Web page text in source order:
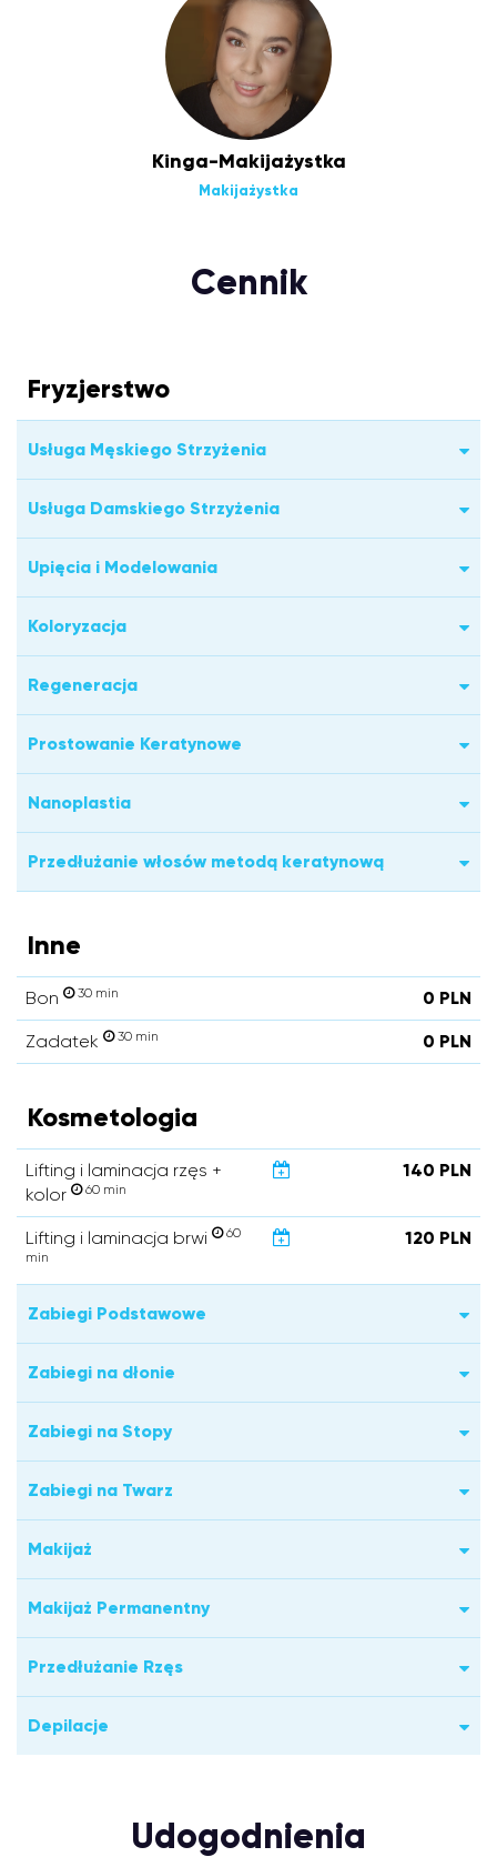
Kinga-Makijażystka
Makijażystka
Cennik
Fryzjerstwo
Usługa Męskiego Strzyżenia
Usługa Damskiego Strzyżenia
Upięcia i Modelowania
Koloryzacja
Regeneracja
Prostowanie Keratynowe
Nanoplastia
Przedłużanie włosów metodą keratynową
Inne
Bon 30 min 0 PLN
Zadatek 30 min 0 PLN
Kosmetologia
Lifting i laminacja rzęs +
kolor
60 min
140 PLN
Lifting i laminacja brwi
60
min
120 PLN
Zabiegi Podstawowe
Zabiegi na dłonie
Zabiegi na Stopy
Zabiegi na Twarz
Makijaż
Makijaż Permanentny
Przedłużanie Rzęs
Depilacje
Udogodnienia